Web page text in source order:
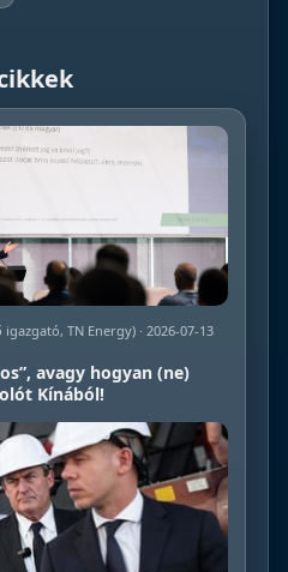
igazgató, TN Energy) · 2026-07-13
avagy hogyan (ne)
Kínából!